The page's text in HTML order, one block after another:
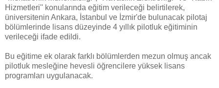
Hizmetleri'' konularında eğitim verileceği belirtilerek,
üniversitenin Ankara, İstanbul ve İzmir'de bulunacak pilotaj
bölümlerinde lisans düzeyinde 4 yıllık pilotluk eğitiminin
verileceği ifade edildi.
Bu eğitime ek olarak farklı bölümlerden mezun olmuş ancak
pilotluk mesleğine hevesli öğrencilere yüksek lisans
programları uygulanacak.